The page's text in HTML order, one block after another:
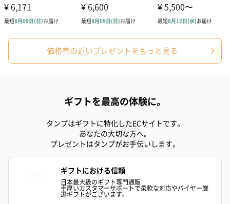
（2,580円）
誕生日・記念日・出産祝いなどのシーンにおすすめです。
価格帯の近いプレゼントをもっと見る
ギフトを最高の体験に。
タンプはギフトに特化したECサイトです。
あなたの大切な方へ。
プレゼントはタンプがお手伝いします。
ギフトにおける信頼
日本最大級のギフト専門通販
手厚いカスタマーサポートで柔軟な対応やバイヤー厳
選ギフトがございます。